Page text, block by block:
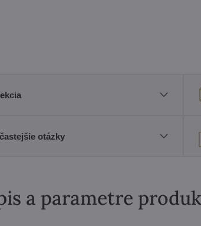
otázky
a parametre